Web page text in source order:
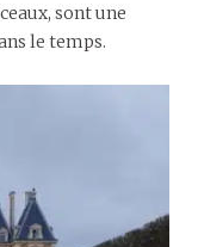
sont une
le temps.